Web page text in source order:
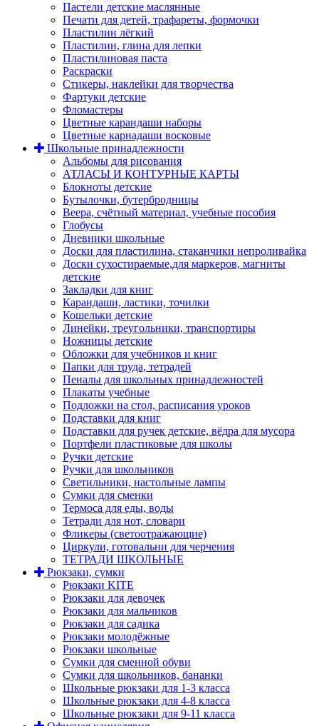
Пастели детские маслянные
Печати для детей, трафареты, формочки
Пластилин лёгкий
Пластилин, глина для лепки
Пластилиновая паста
Раскраски
Стикеры, наклейки для творчества
Фартуки детские
Фломастеры
Цветные карандаши наборы
Цветные карнадаши восковые
Школьные принадлежности
Альбомы для рисования
АТЛАСЫ И КОНТУРНЫЕ КАРТЫ
Блокноты детские
Бутылочки, бутербродницы
Веера, счётный материал, учебные пособия
Глобусы
Дневники школьные
Доски для пластилина, стаканчики непроливайка
Доски сухостираемые,для маркеров, магниты
детские
Закладки для книг
Карандаши, ластики, точилки
Кошельки детские
Линейки, треугольники, транспортиры
Ножницы детские
Обложки для учебников и книг
Папки для труда, тетрадей
Пеналы для школьных принадлежностей
Плакаты учебные
Подложки на стол, расписания уроков
Подставки для книг
Подставки для ручек детские, вёдра для мусора
Портфели пластиковые для школы
Ручки детские
Ручки для школьников
Светильники, настольные лампы
Сумки для сменки
Термоса для еды, воды
Тетради для нот, словари
Фликеры (светоотражающие)
Циркули, готовальни для черчения
ТЕТРАДИ ШКОЛЬНЫЕ
Рюкзаки, сумки
Рюкзаки KITE
Рюкзаки для девочек
Рюкзаки для мальчиков
Рюкзаки для садика
Рюкзаки молодёжные
Рюкзаки школьные
Сумки для сменной обуви
Сумки для школьников, бананки
Школьные рюкзаки для 1-3 класса
Школьные рюкзаки для 4-8 класса
Школьные рюкзаки для 9-11 класса